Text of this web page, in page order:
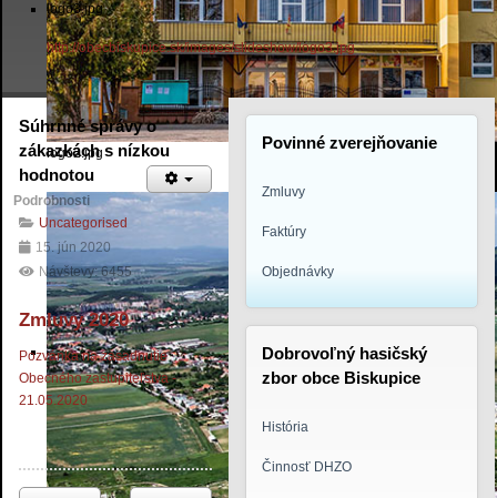
logo2.jpg
logo3.jpg
http://obecbiskupice.sk/images/slideshow/logo3.jpg
Súhrnné správy o
zákazkách s nízkou
hodnotou
Podrobnosti
Uncategorised
15. jún 2020
Návštevy: 6455
Zmluvy 2020
Pozvánka na zasadnutie
Obecného zastupiteľstva -
21.05.2020
Povinné zverejňovanie
Zmluvy
Faktúry
Objednávky
Dobrovoľný hasičský
zbor obce Biskupice
História
Činnosť DHZO